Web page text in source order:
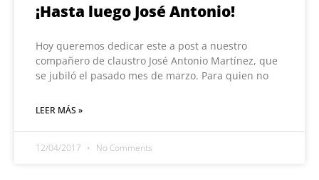
¡Hasta luego José Antonio!
Hoy queremos dedicar este a post a nuestro
compañero de claustro José Antonio Martínez, que
se jubiló el pasado mes de marzo. Para quien no
LEER MÁS »
12/04/2017 No Comments